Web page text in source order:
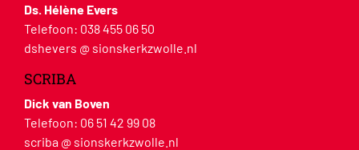
Ds. Hélène Evers
Telefoon: 038 455 06 50
dshevers @ sionskerkzwolle.nl
SCRIBA
Dick van Boven
Telefoon: 06 51 42 99 08
scriba @ sionskerkzwolle.nl